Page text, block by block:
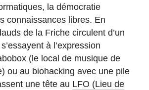
la démocratie
connaissances libres. En
de la Friche circulent d’un
à l’expression
(le local de musique de
ou au biohacking avec une pile
une tête au LFO (Lieu de